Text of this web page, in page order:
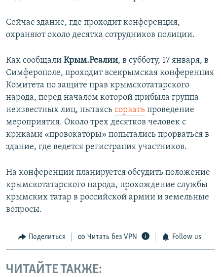
Сейчас здание, где проходит конференция,
охраняют около десятка сотрудников полиции.
Как сообщали Крым.Реалии, в субботу, 17 января, в
Симферополе, проходит всекрымская конференция
Комитета по защите прав крымскотатарского
народа, перед началом которой прибыла группа
неизвестных лиц, пытаясь сорвать проведение
мероприятия. Около трех десятков человек с
криками «провокаторы» попытались прорваться в
здание, где ведется регистрация участников.
На конференции планируется обсудить положение
крымскотатарского народа, прохождение службы
крымских татар в российской армии и земельные
вопросы.
Поделиться Читать без VPN Follow us
ЧИТАЙТЕ ТАКЖЕ: